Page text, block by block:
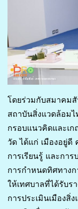
โดยร่วมกับสมาคมสั
สถาบันสิ่งแวดล้อมไ
กรอบแนวคิดและเ
วัด ได้แก่ เมืองอยู่ดี
การเรียนรู้ และกา
การกำหนดทิศทาง
ให้เทศบาลที่ได้รับร
การประเมินเมืองสิ่